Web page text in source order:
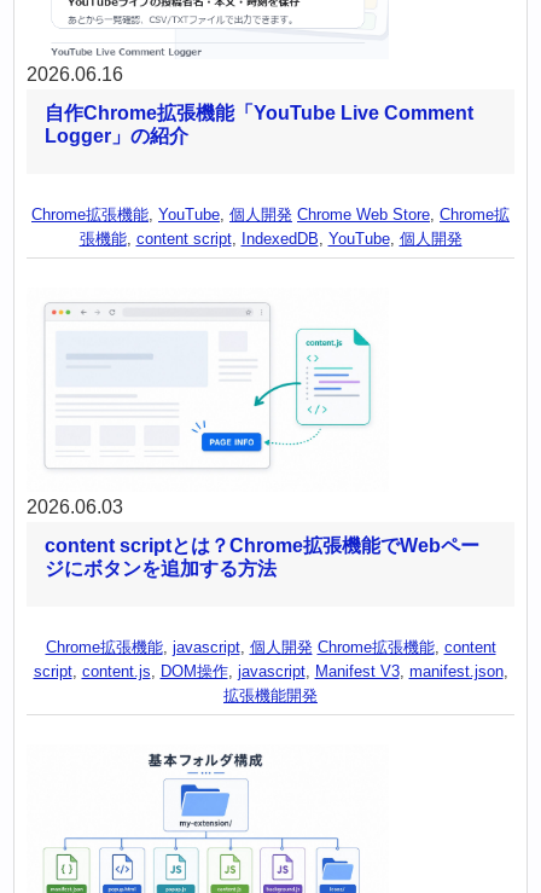
2026.06.16
自作Chrome拡張機能「YouTube Live Comment
Logger」の紹介
Chrome拡張機能 YouTube 個人開発 Chrome Web Store Chrome拡
張機能, content script, IndexedDB YouTube, 個人開発
2026.06.03
content scriptとは？Chrome拡張機能でWebペー
ジにボタンを追加する方法
Chrome拡張機能, javascript, 個人開発 Chrome拡張機能, content
script, content.js DOM操作, javascript, Manifest V3, manifest.json,
拡張機能開発